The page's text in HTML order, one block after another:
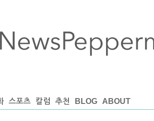
스포츠 칼럼 추천 BLOG ABOUT